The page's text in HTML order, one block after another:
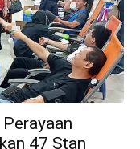
47 Stan